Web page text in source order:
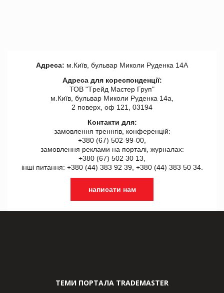
Адреса: м.Київ, бульвар Миколи Руденка 14А
Адреса для кореспонденції:
ТОВ "Tрейд Мастер Груп"
м.Київ, бульвар Миколи Руденка 14а,
2 поверх, оф 121, 03194
Контакти для:
замовлення треннгів, конференцій:
+380 (67) 502-99-00,
замовлення реклами на порталі, журналах:
+380 (67) 502 30 13,
інші питання: +380 (44) 383 92 39, +380 (44) 383 50 34.
написати нам
ТЕМИ ПОРТАЛА TRADEMASTER